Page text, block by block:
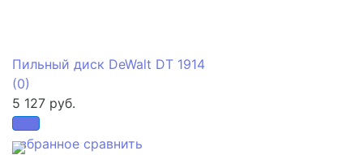
избранное сравнить
Пильный диск DeWalt DT 1914
(0)
5 127 руб.